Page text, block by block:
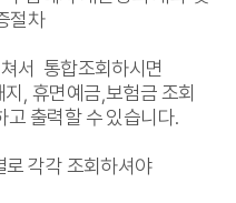
절차
서 통합조회하시면
, 휴면예금,보험금 조회
출력할 수 있습니다.
각각 조회하셔야